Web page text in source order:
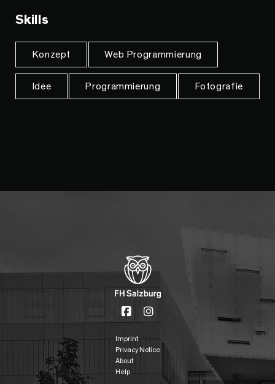
Skills
Konzept Web Programmierung
Idee Programmierung Fotografie
Imprint
Privacy Notice
About
Help